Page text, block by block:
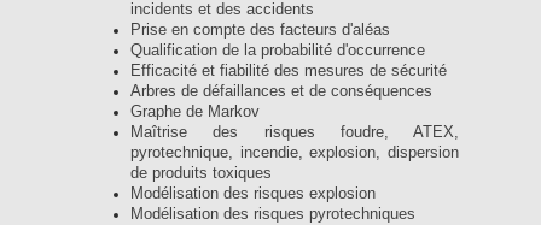
incidents et des accidents
Prise en compte des facteurs d'aléas
Qualification de la probabilité d'occurrence
Efficacité et fiabilité des mesures de sécurité
Arbres de défaillances et de conséquences
Graphe de Markov
Maîtrise des risques foudre, ATEX,
pyrotechnique, incendie, explosion, dispersion
de produits toxiques
Modélisation des risques explosion
Modélisation des risques pyrotechniques